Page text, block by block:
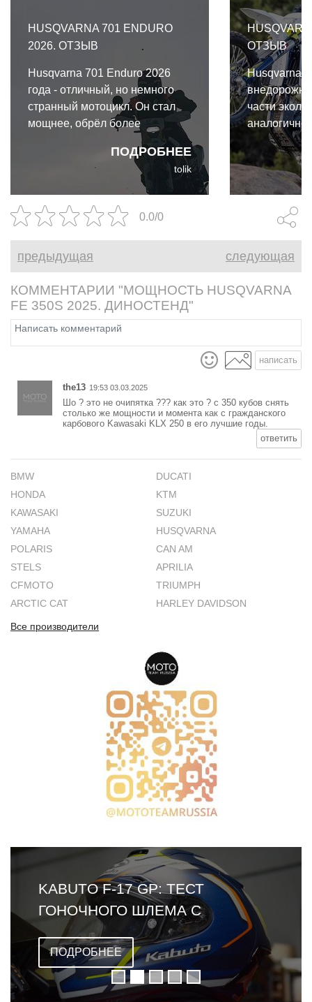
HUSQVARNA 701 ENDURO
2026. ОТЗЫВ
ПОДРОБНЕЕ
Husqvarna 701 Enduro 2026
года - отличный, но немного
странный мотоцикл. Он стал
мощнее, обрёл более
длинноходные подвески,
новый обвес и электронику. А
кроме того, он сочетает в себе
качества сразу двух смежных,
но всё же разных классов -
дуал-спортов и турэндуро.
tolik
ОТЗЫВ
Husqvarna
части
аналогично
350s. По
350w - это
без
номерного
0.0/0
предыдущая следующая
КОММЕНТАРИИ "МОЩНОСТЬ HUSQVARNA
FE 350S 2025. ДИНОСТЕНД"
написать
the13 19:53 03.03.2025
Шо ? это не очипятка ??? как это ? с 350 кубов снять
столько же мощности и момента как c гражданского
карбового Kawasaki KLX 250 в его лучшие годы.
ответить
BMW
DUCATI
HONDA
KTM
KAWASAKI
SUZUKI
YAMAHA
HUSQVARNA
POLARIS
CAN AM
STELS
APRILIA
CFMOTO
TRIUMPH
ARCTIC CAT
HARLEY DAVIDSON
Все производители
KABUTO F-17 GP: ТЕСТ
ГОНОЧНОГО ШЛЕМА С
ОМОЛОГАЦИЕЙ FIM
ПОДРОБНЕЕ